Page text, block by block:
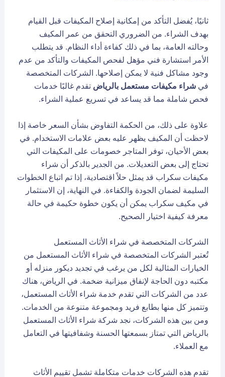
ثانيًا، يُفضل التأكد من إمكانية إصلاح المكيفات قبل القيام
بهدف الشراء. من الضروري التحقق من عمر المكيف
وحالته العامة، بما في ذلك كفاءة أداء النظام. قد يتطلب
الأمر استشارة فني مؤهل لفحص المكيفات والتأكد من عدم
وجود مشاكل فنية لا يمكن إصلاحها. الشركات المتخصصة
في شراء مكيفات مستعمل بالرياض تقدم غالبًا خدمات
فحص شاملة مما قد يساعد في تسريع عملية الشراء.
علاوة على ذلك، من الحكمة التفاوض بشأن السعر خاصة إذا
لاحظت أن المكيف يظهر عليه بعض علامات الاستخدام. في
بعض الأحيان، توفر المتاجر خصومات على المكيفات التي
تحتاج إلى بعض التعديلات. من الجدير بالذكر أن شراء
مكيفات سكراب قد يمثل حلاً اقتصادية، إذا تم اتباع الخطوات
السليمة لضمان الجودة والكفاءة. في النهاية، إن الاستثمار
في مكيف سكراب يمكن أن يكون خطوة حكيمة في حالة
معرفة كيفية اختيار الصحيح.
الشركات المتخصصة في شراء الأثاث المستعمل
تُعتبر الشركات المتخصصة في شراء الأثاث المستعمل من
الخيارات المثالية لكل من يرغب في تجديد ديكور منزله أو
مكتبه دون الحاجة لإنفاق ميزانية ضخمة. في الرياض، هناك
عدد من الشركات التي تقدم خدمة شراء الأثاث المستعمل،
وتتميز كل منها بطابع فريد ومجموعة متنوعة من الخدمات.
ومن بين هذه الشركات، نجد شركة شراء الأثاث المستعمل
بالرياض التي تمتاز بسمعتها الحسنة وشفافيتها في التعامل
مع العملاء.
تقدم هذه الشركات خدمات متكاملة تشمل تقييم الأثاث